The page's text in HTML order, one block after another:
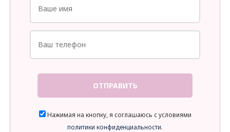
ОТПРАВИТЬ
Нажимая на кнопку, я соглашаюсь с условиями
политики конфиденциальности.